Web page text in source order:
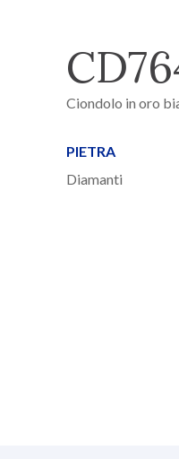
Ciondolo in oro
PIETRA
Diamanti